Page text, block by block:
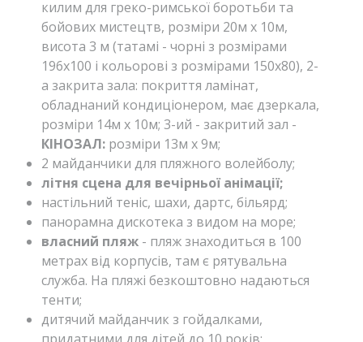
килим для греко-римської боротьби та
бойових мистецтв, розміри 20м х 10м,
висота 3 м (татамі - чорні з розмірами
196х100 і кольорові з розмірами 150х80), 2-
а закрита зала: покриття ламінат,
обладнаний кондиціонером, має дзеркала,
розміри 14м х 10м; 3-ий - закритий зал -
КІНОЗАЛ: розміри 13м x 9м;
2 майданчики для пляжного волейболу;
літня сцена для вечірньої анімації;
настільний теніс, шахи, дартс, більярд;
панорамна дискотека з видом на море;
власний пляж - пляж знаходиться в 100
метрах від корпусів, там є рятувальна
служба. На пляжі безкоштовно надаються
тенти;
дитячий майданчик з гойдалками,